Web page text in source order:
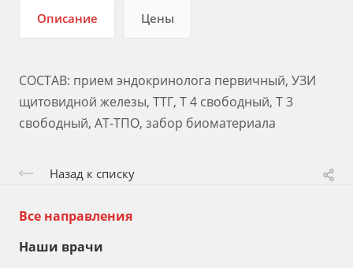
Описание Цены
СОСТАВ: прием эндокринолога первичный, УЗИ
щитовидной железы, ТТГ, Т 4 свободный, Т 3
свободный, АТ-ТПО, забор биоматериала
Назад к списку
Все направления
Наши врачи